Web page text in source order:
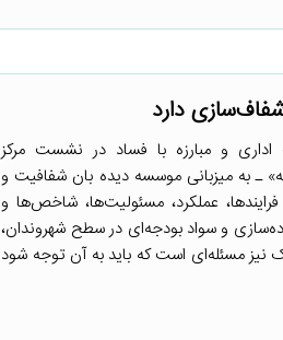
دارد
اداری و مبارزه با فساد در نشست مرکز
ـ به میزبانی موسسه دیده بان شفافیت و
داده‌ها، فرایندها، عملکرد، مسئولیت‌ها، شاخص‌ها و
و سواد بودجه‌ای در سطح شهروندان،
نیز مسئله‌ای است که باید به آن توجه شود